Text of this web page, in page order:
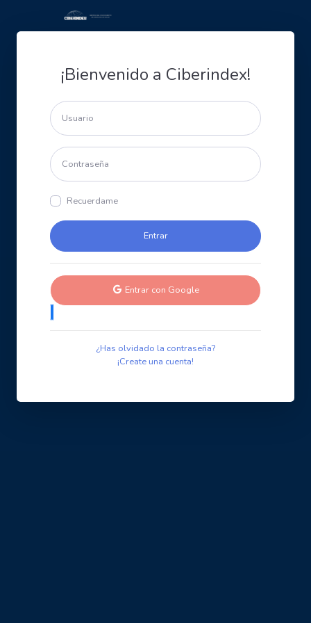
¡Bienvenido a Ciberindex!
Recuerdame
Entrar con Google
¿Has olvidado la contraseña?
¡Create una cuenta!